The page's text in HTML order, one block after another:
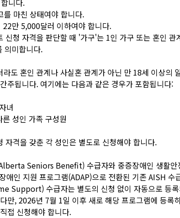
니다.
를 마친 상태여야 합니다.
22만 5,000달러 이하여야 합니다.
신청 자격을 판단할 때 '가구'는 1인 가구 또는 혼인 관
의미합니다.
도 혼인 관계나 사실혼 관계가 아닌 만 18세 이상의
주됩니다. 여기에는 다음과 같은 경우가 포함됩니다:
녀
성인 가족 구성원
자격을 갖춘 각 성인은 별도로 신청해야 합니다.
Seniors Benefit) 수급자와 중증장애인 생활안
애인 지원 프로그램(ADAP)으로 전환된 기존 AISH 수
Support) 수급자는 별도의 신청 없이 자동으로 등록
만, 2026년 7월 1일 이후 새로 해당 프로그램에 등록
접 신청해야 합니다.